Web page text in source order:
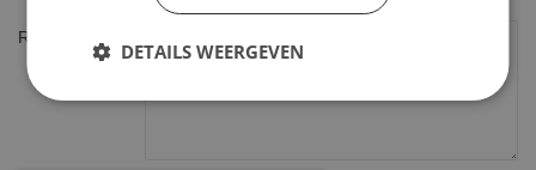
Review
DETAILS WEERGEVEN